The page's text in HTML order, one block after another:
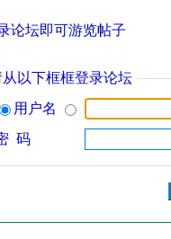
论坛即可游览帖子
从以下框框登录论坛
用户名
码